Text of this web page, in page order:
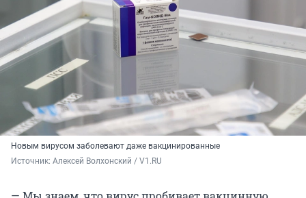
Новым вирусом заболевают даже вакцинированные
Источник: Алексей Волхонский / V1.RU